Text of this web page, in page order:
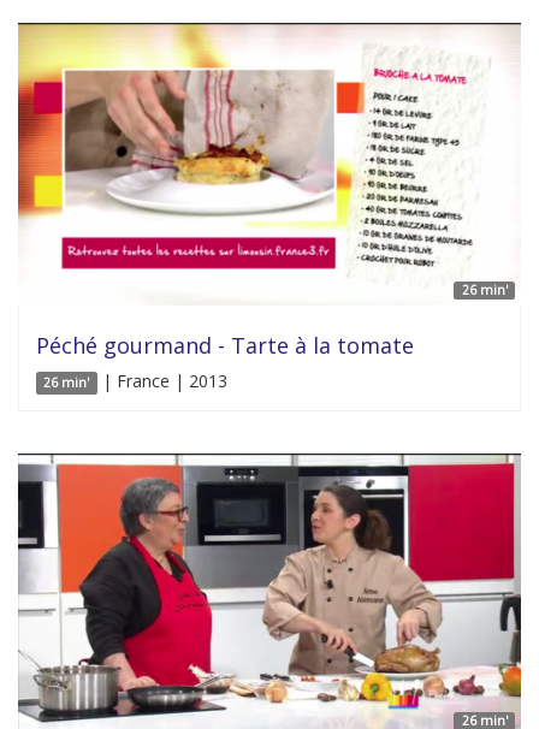
26 min'
Péché gourmand - Tarte à la tomate
26 min' | France | 2013
26 min'